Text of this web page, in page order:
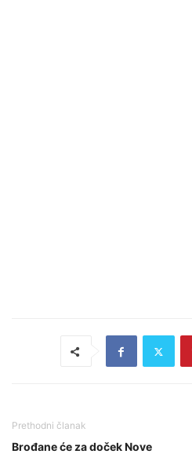
Prethodni članak
Brođane će za doček Nove